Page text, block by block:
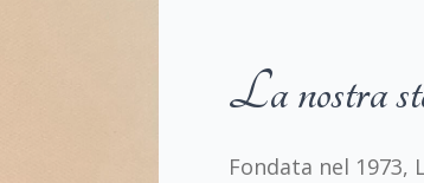
La nostra
Fondata nel 1973,